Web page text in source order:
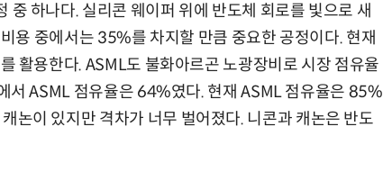
하나다. 실리콘 웨이퍼 위에 반도체 회로를 빛으로 새
용 중에서는 35%를 차지할 만큼 중요한 공정이다. 현재
활용한다. ASML도 불화아르곤 노광장비로 시장 점유율
서 ASML 점유율은 64%였다. 현재 ASML 점유율은 85%
논이 있지만 격차가 너무 벌어졌다. 니콘과 캐논은 반도